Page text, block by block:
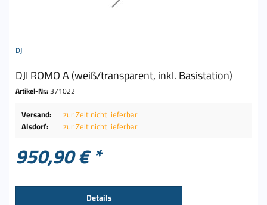
DJI
DJI ROMO A (weiß/transparent, inkl. Basistation)
Artikel-Nr.:371022
Versand:
zur Zeit nicht lieferbar
Alsdorf:
zur Zeit nicht lieferbar
950,90 € *
Details